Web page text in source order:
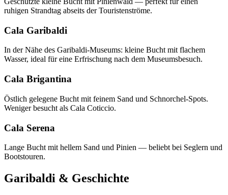
ruhigen Strandtag abseits der Touristenströme.
Cala Garibaldi
In der Nähe des Garibaldi-Museums: kleine Bucht mit flachem
Wasser, ideal für eine Erfrischung nach dem Museumsbesuch.
Cala Brigantina
Östlich gelegene Bucht mit feinem Sand und Schnorchel-Spots.
Weniger besucht als Cala Coticcio.
Cala Serena
Lange Bucht mit hellem Sand und Pinien — beliebt bei Seglern und
Bootstouren.
Garibaldi & Geschichte